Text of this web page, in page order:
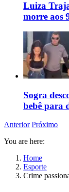
Luiza
morre aos
Sogra
bebê para
Anterior Próximo
You are here:
Home
Esporte
Crime